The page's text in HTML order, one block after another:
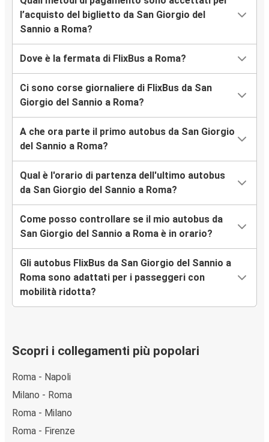
l’acquisto del biglietto da San Giorgio del
Sannio a Roma?
Dove è la fermata di FlixBus a Roma?
Ci sono corse giornaliere di FlixBus da San
Giorgio del Sannio a Roma?
A che ora parte il primo autobus da San Giorgio
del Sannio a Roma?
Qual è l'orario di partenza dell'ultimo autobus
da San Giorgio del Sannio a Roma?
Come posso controllare se il mio autobus da
San Giorgio del Sannio a Roma è in orario?
Gli autobus FlixBus da San Giorgio del Sannio a
Roma sono adattati per i passeggeri con
mobilità ridotta?
Scopri i collegamenti più popolari
Roma - Napoli
Milano - Roma
Roma - Milano
Roma - Firenze